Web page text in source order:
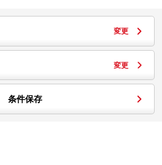
変更
変更
条件保存